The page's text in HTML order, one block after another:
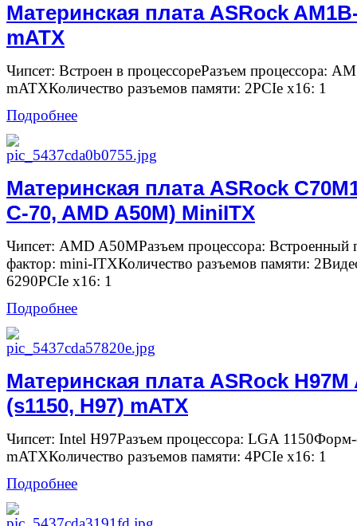
Материнская плата ASRock
mATX
Чипсет: Встроен в процессореРазъем процессора:
mATXКоличество разъемов памяти: 2PCIe x16: 1
Подробнее
Материнская плата ASRock
C-70, AMD A50M) MiniITX
Чипсет: AMD A50MРазъем процессора: Встроенный
фактор: mini-ITXКоличество разъемов памяти:
6290PCIe x16: 1
Подробнее
Материнская плата ASRock
(s1150, H97) mATX
Чипсет: Intel H97Разъем процессора: LGA
mATXКоличество разъемов памяти: 4PCIe x16: 1
Подробнее